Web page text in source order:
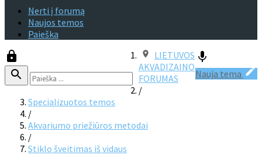
Nerti į forumą
Naujos temos
Paieška
Nauja tema
LIETUVOS
AKVADIZAINO
FORUMAS
/
Specializuotos temos
/
Akvariumo priežiūros metodai
/
Stiklo šveitimas iš vidaus